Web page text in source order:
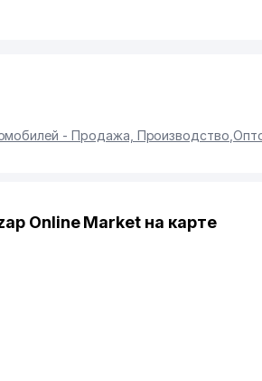
- Продажа, Производство
Online Market на карте